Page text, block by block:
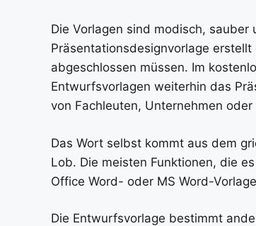
Die Vorlagen sind modisch,
Präsentationsdesignvorlage
abgeschlossen müssen. Im
Entwurfsvorlagen weiterhin das
von Fachleuten, Unternehmen
Das Wort selbst kommt aus dem
Lob. Die meisten Funktionen, die
Office Word- oder MS Word-
Die Entwurfsvorlage bestimmt